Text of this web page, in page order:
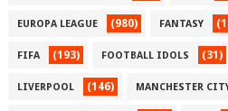
EUROPA LEAGUE (980) FANTASY
FIFA (193) FOOTBALL IDOLS (31)
LIVERPOOL (146) MANCHESTER